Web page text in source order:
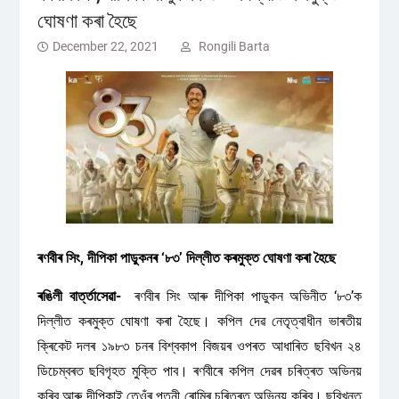
ঘোষণা কৰা হৈছে
December 22, 2021 Rongili Barta
ৰণবীৰ সিং, দীপিকা পাডুকনৰ ‘৮৩’ দিল্লীত কৰমুক্ত ঘোষণা কৰা হৈছে
ৰঙিলী বাৰ্ত্তাসেৱা-ৰণবীৰ সিং আৰু দীপিকা পাডুকন অভিনীত ‘৮৩’ক
দিল্লীত কৰমুক্ত ঘোষণা কৰা হৈছে। কপিল দেৱ নেতৃত্বাধীন ভাৰতীয়
ক্ৰিকেট দলৰ ১৯৮৩ চনৰ বিশ্বকাপ বিজয়ৰ ওপৰত আধাৰিত ছবিখন ২৪
ডিচেম্বৰত ছবিগৃহত মুক্তি পাব। ৰণবীৰে কপিল দেৱৰ চৰিত্ৰত অভিনয়